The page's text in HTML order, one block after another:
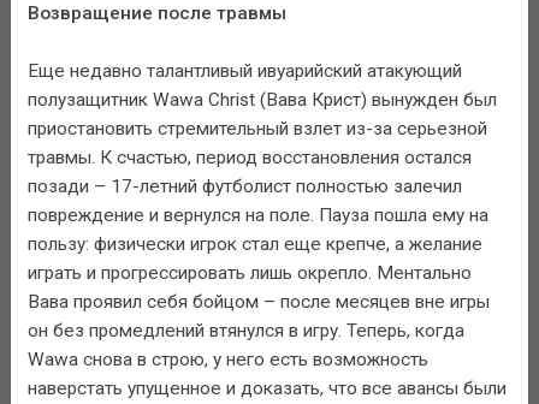
Возвращение после травмы
Еще недавно талантливый ивуарийский атакующий
полузащитник Wawa Christ (Вава Крист) вынужден был
приостановить стремительный взлет из-за серьезной
травмы. К счастью, период восстановления остался
позади – 17-летний футболист полностью залечил
повреждение и вернулся на поле. Пауза пошла ему на
пользу: физически игрок стал еще крепче, а желание
играть и прогрессировать лишь окрепло. Ментально
Вава проявил себя бойцом – после месяцев вне игры
он без промедлений втянулся в игру. Теперь, когда
Wawa снова в строю, у него есть возможность
наверстать упущенное и доказать, что все авансы были